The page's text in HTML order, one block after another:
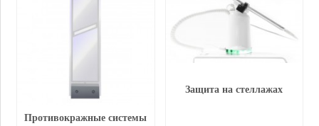
Противокражные системы
Защита на стеллажах